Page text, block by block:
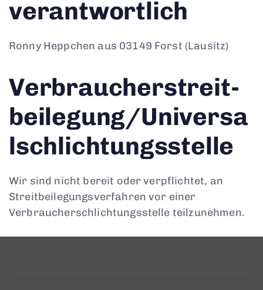
verantwortlich
Ronny Heppchen aus 03149 Forst (Lausitz)
Verbraucher­streit­
beilegung/Universa
l­schlichtungs­stelle
Wir sind nicht bereit oder verpflichtet, an
Streitbeilegungsverfahren vor einer
Verbraucherschlichtungsstelle teilzunehmen.